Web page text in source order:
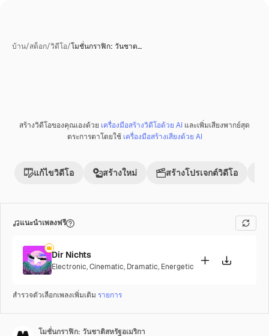
บ้าน/สต็อก/วิดีโอ/โมชั่นกราฟิก: วันชาต…
สร้างวิดีโอของคุณเองด้วย เครื่องมือสร้างวิดีโอด้วย AI และเพิ่มเสียงพากย์สุด
ตระการตาโดยใช้ เครื่องมือสร้างเสียงด้วย AI
แก้ไขวิดีโอ สร้างใหม่ สร้างโปรเจกต์วิดีโอ
แนะนำเพลงฟรี
Dir Nichts
Electronic,Cinematic, Dramatic, Energetic
สำรวจตัวเลือกเพลงเพิ่มเติม รายการ
โมชั่นกราฟิก: วันชาติสหรัฐอเมริกา